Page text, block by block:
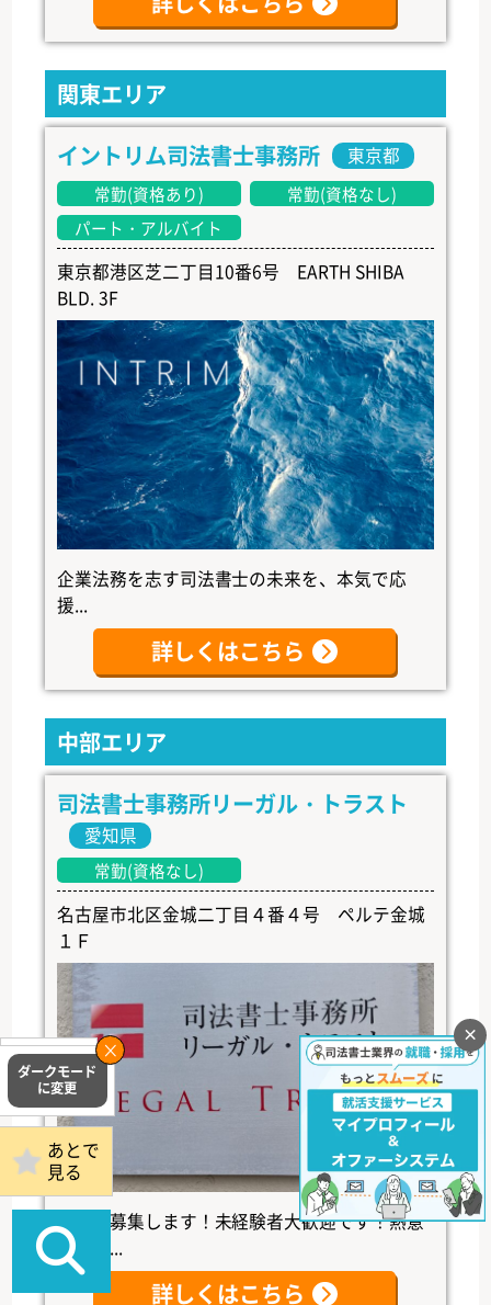
関東エリア
イントリム司法書士事務所
東京都
常勤(資格あり)
常勤(資格なし)
パート・アルバイト
東京都港区芝二丁目10番6号 EARTH SHIBA
BLD. 3F
企業法務を志す司法書士の未来を、本気で応
援...
詳しくはこちら
中部エリア
司法書士事務所リーガル・トラスト
愛知県
常勤(資格なし)
名古屋市北区金城二丁目４番４号 ペルテ金城
１Ｆ
補助者募集します！未経験者大歓迎です！熱意
のある...
詳しくはこちら
×
あとで
見る
掲載事務所
ログイン